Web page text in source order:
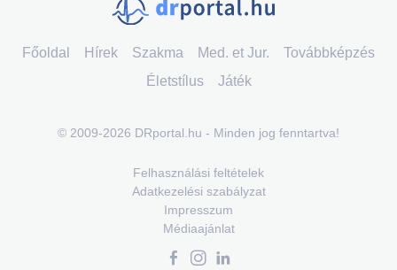
Főoldal Hírek Szakma Med. et Jur.
Továbbképzés
Életstílus
Játék
© 2009-2026 DRportal.hu - Minden jog fenntartva!
Felhasználási feltételek
Adatkezelési szabályzat
Impresszum
Médiaajánlat